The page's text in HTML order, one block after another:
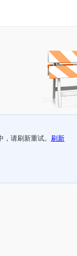
，请刷新重试。 刷新